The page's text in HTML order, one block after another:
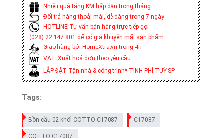
Nhiều quà tặng KM hấp dẫn trong tháng.
Đổi trả hàng thoải mái, dễ dàng trong 7 ngày
HOTLINE Tư vấn bán hàng trực tiếp gọi
(028).22.147.801 để có giá khuyến mãi sản phẩm
Giao hàng bởi HomeXtra.vn trong 4h
VAT: Xuất hoá đơn theo yêu cầu
LẮP ĐẶT Tận nhà & công trình* TÍNH PHÍ TUỲ SP
Tags:
Bồn cầu 02 khối COTTO C17087 C17087
COTTO C17087